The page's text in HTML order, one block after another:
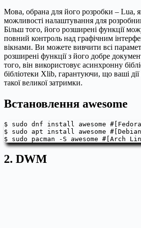
Мова, обрана для його розробки – Lua,
можливості налаштування для
Більш того, його розширені функції
повний контроль над графічним
вікнами. Ви можете вивчити всі
розширені функції з його добре
того, він використовує асинхронну
бібліотеки Xlib, гарантуючи, що ваші дії
такої великої затримки.
Встановлення awesome
$ sudo dnf install awesome #[Fedora/
$ sudo apt install awesome
$ sudo pacman -S awesome #[Arch
2. DWM